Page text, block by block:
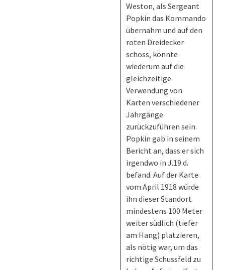
Weston, als Sergeant
Popkin das Kommando
übernahm und auf den
roten Dreidecker
schoss, könnte
wiederum auf die
gleichzeitige
Verwendung von
Karten verschiedener
Jahrgänge
zurückzuführen sein.
Popkin gab in seinem
Bericht an, dass er sich
irgendwo in J.19.d.
befand. Auf der Karte
vom April 1918 würde
ihn dieser Standort
mindestens 100 Meter
weiter südlich (tiefer
am Hang) platzieren,
als nötig war, um das
richtige Schussfeld zu